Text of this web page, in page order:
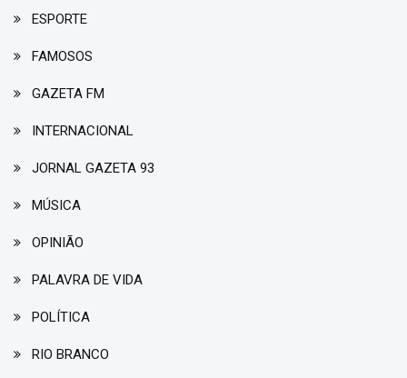
ESPORTE
FAMOSOS
GAZETA FM
INTERNACIONAL
JORNAL GAZETA 93
MÚSICA
OPINIÃO
PALAVRA DE VIDA
POLÍTICA
RIO BRANCO